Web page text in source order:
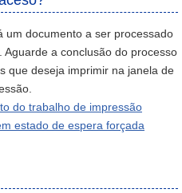
um documento a ser processado
a conclusão do processo
que deseja imprimir na janela de
do trabalho de impressão
estado de espera forçada